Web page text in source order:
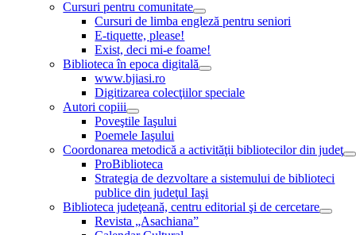
Cursuri pentru comunitate
Cursuri de limba engleză pentru seniori
E-tiquette, please!
Exist, deci mi-e foame!
Biblioteca în epoca digitală
www.bjiasi.ro
Digitizarea colecţiilor speciale
Autori copiii
Poveştile Iaşului
Poemele Iaşului
Coordonarea metodică a activităţii bibliotecilor din judeţ
ProBiblioteca
Strategia de dezvoltare a sistemului de biblioteci
publice din judeţul Iaşi
Biblioteca judeţeană, centru editorial şi de cercetare
Revista „Asachiana”